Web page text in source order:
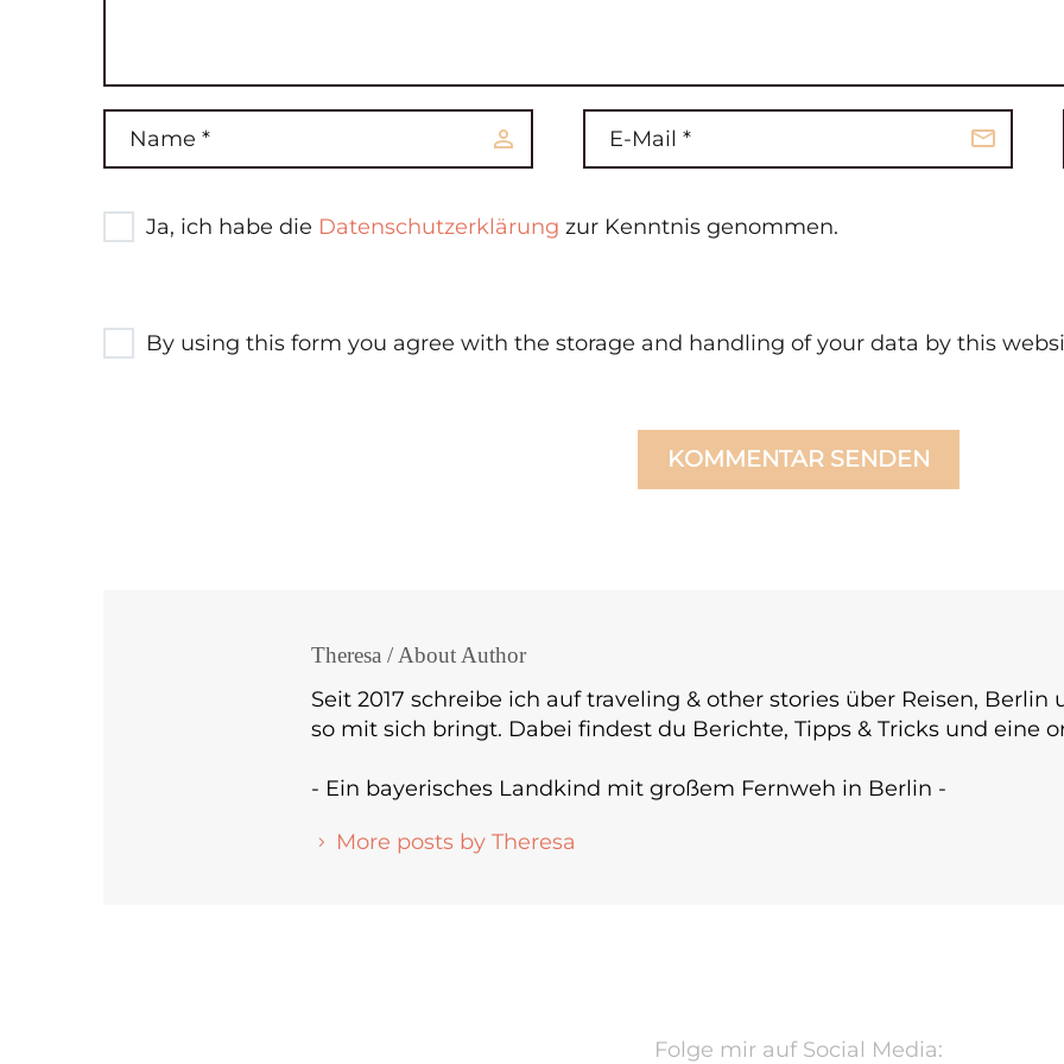
Ja, ich habe die Datenschutzerklärung zur Kenntnis genommen.
By using this form you agree with the storage and handling of your data by this
KOMMENTAR SENDEN
Theresa / About Author
Seit 2017 schreibe ich auf traveling & other stories über Reisen, Berlin
so mit sich bringt. Dabei findest du Berichte, Tipps & Tricks und eine
- Ein bayerisches Landkind mit großem Fernweh in Berlin -
More posts by Theresa
Folge mir auf Social Media: